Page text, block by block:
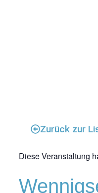
Zurück zur
Diese Veranstaltung